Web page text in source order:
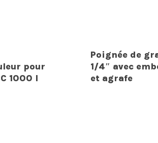
pour
1000 l
Poignée de
1/4″ avec
et agrafe